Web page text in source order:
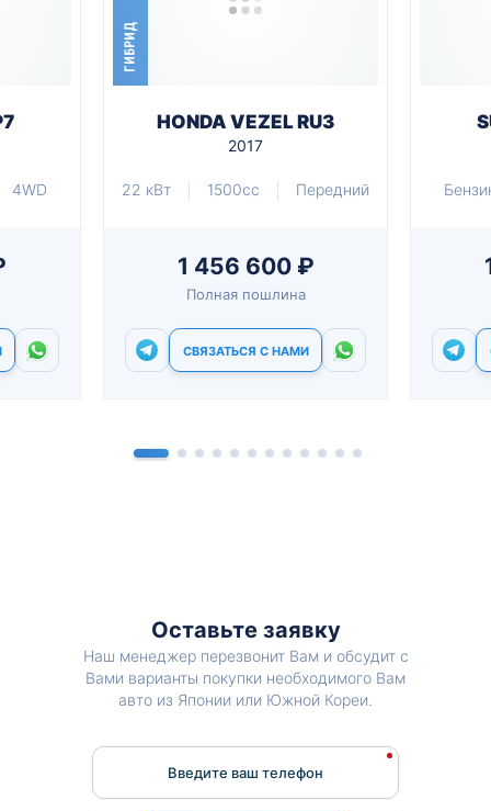
4WD
ГИБРИД
HONDA VEZEL RU3
2017
22 кВт 1500cc Передний
1 456 600 ₽
Полная пошлина
СВЯЗАТЬСЯ С НАМИ
Оставьте заявку
Наш менеджер перезвонит Вам и обсудит с
Вами варианты покупки необходимого Вам
авто из Японии или Южной Кореи.
Введите ваш телефон